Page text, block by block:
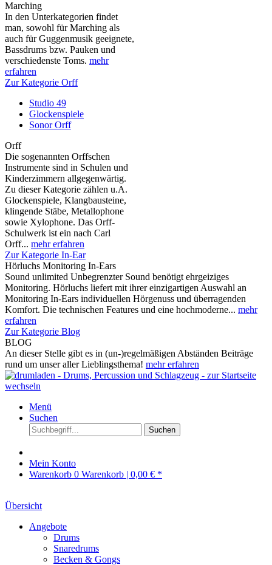
Marching
In den Unterkategorien findet
man, sowohl für Marching als
auch für Guggenmusik geeignete,
Bassdrums bzw. Pauken und
verschiedenste Toms. mehr
erfahren
Zur Kategorie Orff
Studio 49
Glockenspiele
Sonor Orff
Orff
Die sogenannten Orffschen
Instrumente sind in Schulen und
Kinderzimmern allgegenwärtig.
Zu dieser Kategorie zählen u.A.
Glockenspiele, Klangbausteine,
klingende Stäbe, Metallophone
sowie Xylophone. Das Orff-
Schulwerk ist ein nach Carl
Orff... mehr erfahren
Zur Kategorie In-Ear
Hörluchs Monitoring In-Ears
Sound unlimited Unbegrenzter Sound benötigt ehrgeiziges
Monitoring. Hörluchs liefert mit ihrer einzigartigen Auswahl an
Monitoring In-Ears individuellen Hörgenuss und überragenden
Komfort. Die technischen Features und eine hochmoderne... mehr
erfahren
Zur Kategorie Blog
BLOG
An dieser Stelle gibt es in (un-)regelmäßigen Abständen Beiträge
rund um unser aller Lieblingsthema! mehr erfahren
Menü
Suchen
Suchen
Mein Konto
Warenkorb 0 Warenkorb | 0,00 € *
Übersicht
Angebote
Drums
Snaredrums
Becken & Gongs